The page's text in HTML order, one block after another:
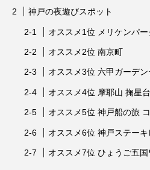
神戸の夜遊びスポット
オススメ1位 メリケンパー
オススメ2位 南京町
オススメ3位 六甲ガーデン
オススメ4位 摩耶山 掬星台
オススメ5位 神戸船の旅
オススメ6位 神戸ステー
オススメ7位 ひょうご五